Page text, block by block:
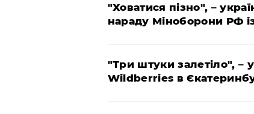
"Ховатися пізно", –
нараду Міноборони РФ
"Три штуки залетіло", –
Wildberries в